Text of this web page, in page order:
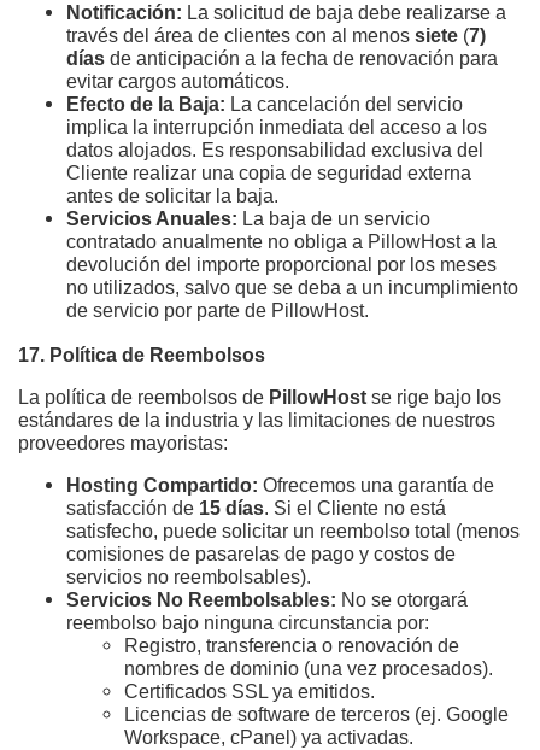
Notificación: La solicitud de baja debe realizarse a
través del área de clientes con al menos siete (7)
días de anticipación a la fecha de renovación para
evitar cargos automáticos.
Efecto de la Baja: La cancelación del servicio
implica la interrupción inmediata del acceso a los
datos alojados. Es responsabilidad exclusiva del
Cliente realizar una copia de seguridad externa
antes de solicitar la baja.
Servicios Anuales: La baja de un servicio
contratado anualmente no obliga a PillowHost a la
devolución del importe proporcional por los meses
no utilizados, salvo que se deba a un incumplimiento
de servicio por parte de PillowHost.
17. Política de Reembolsos
La política de reembolsos de PillowHost se rige bajo los
estándares de la industria y las limitaciones de nuestros
proveedores mayoristas:
Hosting Compartido: Ofrecemos una garantía de
satisfacción de 15 días. Si el Cliente no está
satisfecho, puede solicitar un reembolso total (menos
comisiones de pasarelas de pago y costos de
servicios no reembolsables).
Servicios No Reembolsables: No se otorgará
reembolso bajo ninguna circunstancia por:
Registro, transferencia o renovación de
nombres de dominio (una vez procesados).
Certificados SSL ya emitidos.
Licencias de software de terceros (ej. Google
Workspace, cPanel) ya activadas.